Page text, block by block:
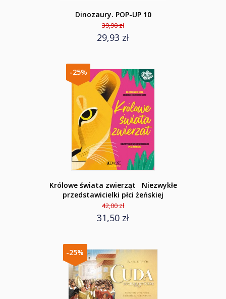
Dinozaury. POP-UP 10
39,90 zł
29,93 zł
-25%
Królowe świata zwierząt Niezwykłe
przedstawicielki płci żeńskiej
42,00 zł
31,50 zł
-25%